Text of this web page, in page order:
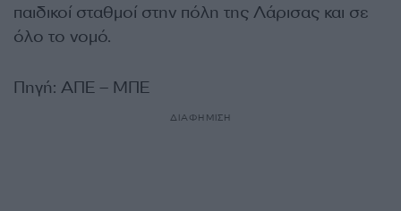
παιδικοί σταθμοί στην πόλη της Λάρισας και σε
όλο το νομό.
Πηγή: ΑΠΕ – ΜΠΕ
ΔΙΑΦΗΜΙΣΗ